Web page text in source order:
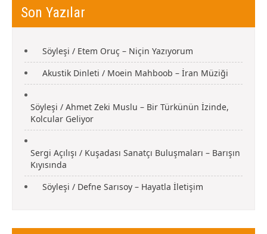
Son Yazılar
Söyleşi / Etem Oruç – Niçin Yazıyorum
Akustik Dinleti / Moein Mahboob – İran Müziği
Söyleşi / Ahmet Zeki Muslu – Bir Türkünün İzinde,
Kolcular Geliyor
Sergi Açılışı / Kuşadası Sanatçı Buluşmaları – Barışın
Kıyısında
Söyleşi / Defne Sarısoy – Hayatla İletişim